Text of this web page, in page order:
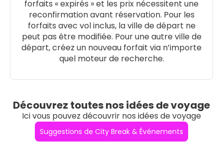
forfaits « expirés » et les prix nécessitent une
reconfirmation avant réservation. Pour les
forfaits avec vol inclus, la ville de départ ne
peut pas être modifiée. Pour une autre ville de
départ, créez un nouveau forfait via n’importe
quel moteur de recherche.
Découvrez toutes nos idées de voyage
Ici vous pouvez découvrir nos idées de voyage
Suggestions de City Break & Événements